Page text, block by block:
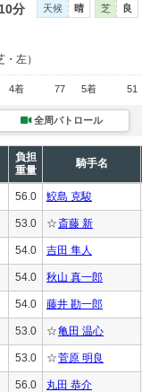
分 天候 晴 芝 良
・左）
4着 77 5着 51
全周パトロール
負担
重量
騎手名
56.0 鮫島 克駿
53.0 ☆斎藤 新
54.0 吉田 隼人
54.0 秋山 真一郎
54.0 藤井 勘一郎
53.0 ☆亀田 温心
53.0 ☆菅原 明良
56.0 丸田 恭介